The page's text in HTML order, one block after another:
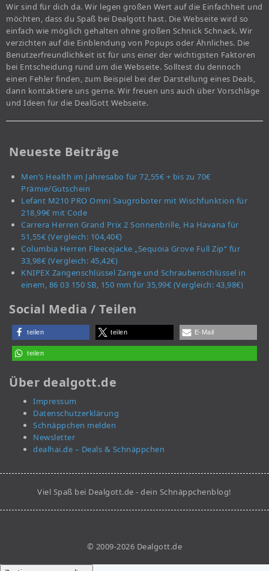
Wir sind für dich da. Wir legen großen Wert auf die Einfachheit und
möchten, dass du Spaß bei Dealgott hast. Die Webseite wird so
einfach wie möglich gehalten ohne großen Schnick Schnack. Wir
verzichten auf die Einblendung von Popups oder Ähnliches. Die
Benutzerfreundlichkeit ist für uns einer der wichtigsten Faktoren
bei Entscheidung rund um die Webseite. Solltest du dennoch
einen Fehler finden, zum Beispiel bei der Darstellung eines Deals,
dann kontaktiere uns gerne. Wir freuen uns auch über Vorschläge
und Ideen für die DealGott Webseite.
Neueste Beiträge
Men’s Health im Jahresabo für 72,55€ + bis zu 70€
Prämie/Gutschein
Lefant M210 PRO Omni Saugroboter mit Wischfunktion für
218,99€ mit Code
Carrera Herren Grand Prix 2 Sonnenbrille, Ha Havana für
51,55€ (Vergleich: 104,40€)
Columbia Herren Fleecejacke „Sequoia Grove Full Zip“ für
33,98€ (Vergleich: 45,42€)
KNIPEX Zangenschlüssel Zange und Schraubenschlüssel in
einem, 86 03 150 SB, 150 mm für 35,99€ (Vergleich: 43,98€)
Social Media / Teilen
teilen teilen E-Mail
teilen
Über dealgott.de
Impressum
Datenschutzerklärung
Schnäppchen melden
Newsletter
dealhai.de – Deals & Schnäppchen
Viel Spaß bei Dealgott.de - dein Schnäppchenblog!
© 2009-2026 Dealgott.de